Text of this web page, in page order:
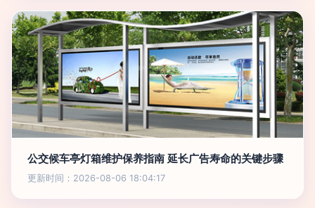
公交候车亭灯箱维护保养指南 延长广告寿命的关键步骤
更新时间：2026-08-06 18:04:17